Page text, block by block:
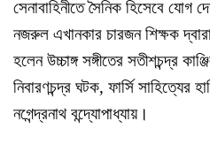
সেনাবাহিনীতে সৈনিক হিসেবে
নজরুল এখানকার চারজন শিক্ষক
হলেন উচ্চাঙ্গ সঙ্গীতের সতীশচন্দ্র
নিবারণচন্দ্র ঘটক, ফার্সি সাহিত্যের
নগেন্দ্রনাথ বন্দ্যোপাধ্যায়।